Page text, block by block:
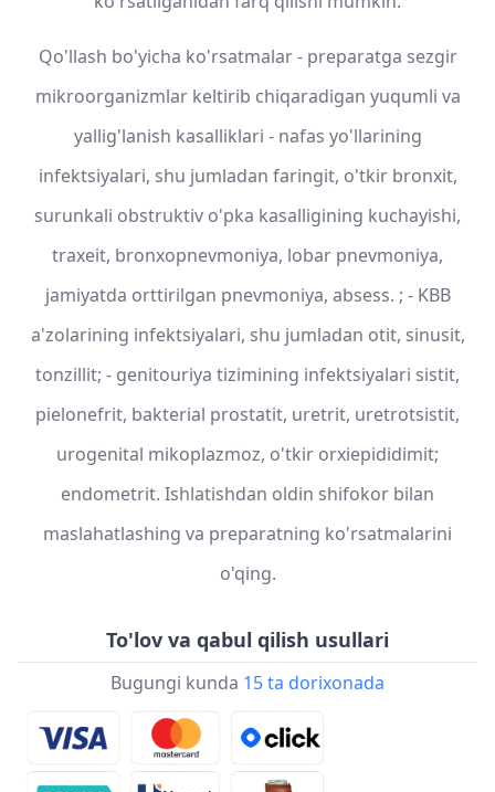
Qo'llash bo'yicha ko'rsatmalar - preparatga sezgir
mikroorganizmlar keltirib chiqaradigan yuqumli va
yallig'lanish kasalliklari - nafas yo'llarining
infektsiyalari, shu jumladan faringit, o'tkir bronxit,
surunkali obstruktiv o'pka kasalligining kuchayishi,
traxeit, bronxopnevmoniya, lobar pnevmoniya,
jamiyatda orttirilgan pnevmoniya, absess. ; - KBB
a'zolarining infektsiyalari, shu jumladan otit, sinusit,
tonzillit; - genitouriya tizimining infektsiyalari sistit,
pielonefrit, bakterial prostatit, uretrit, uretrotsistit,
urogenital mikoplazmoz, o'tkir orxiepididimit;
endometrit. Ishlatishdan oldin shifokor bilan
maslahatlashing va preparatning ko'rsatmalarini
o'qing.
To'lov va qabul qilish usullari
Bugungi kunda 15 ta dorixonada